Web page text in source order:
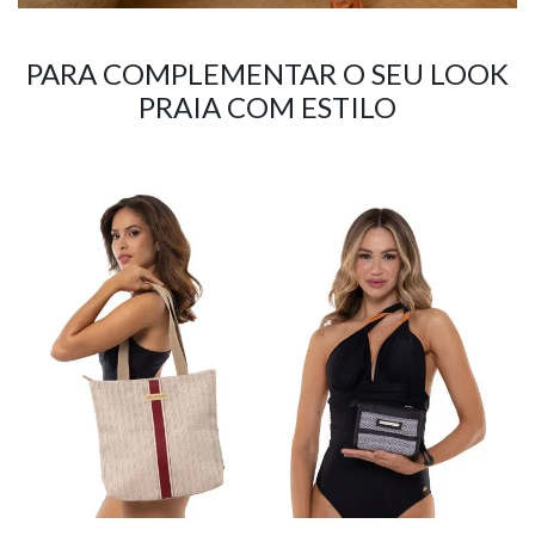
PARA COMPLEMENTAR O SEU LOOK
PRAIA COM ESTILO